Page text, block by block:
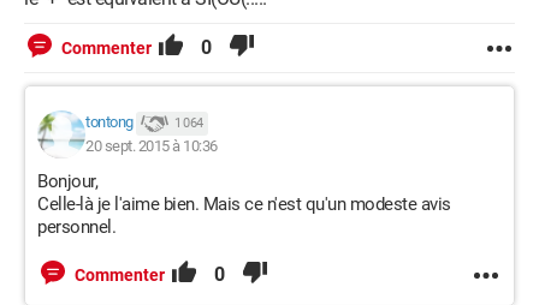
Commenter 0
tontong 1 064
20 sept. 2015 à 10:36
Bonjour,
Celle-là je l'aime bien. Mais ce n'est qu'un modeste avis
personnel.
Commenter 0